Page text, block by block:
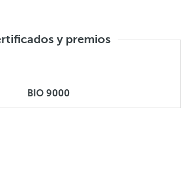
y premios
BIO 9000